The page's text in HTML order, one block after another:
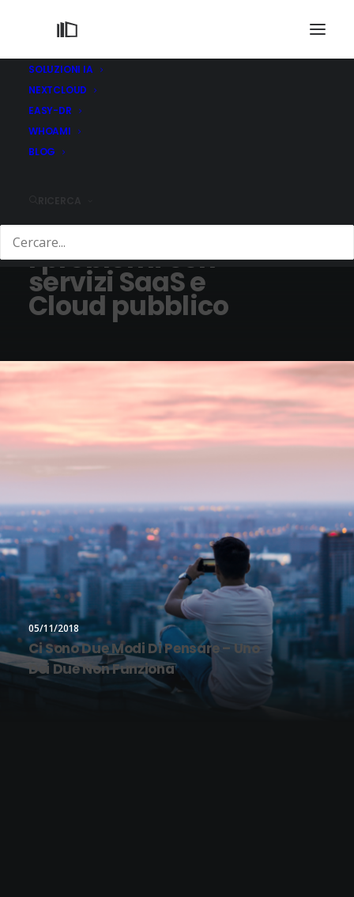
SOLUZIONI IA
NEXTCLOUD
EASY-DR
WHOAMI
BLOG
I problemi con
servizi SaaS e
Cloud pubblico
05/11/2018
Ci Sono Due Modi Di Pensare – Uno
Dei Due Non Funziona